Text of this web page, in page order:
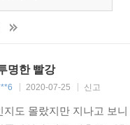
명한 빨강
2020-07-25 신고
지도 몰랐지만 지나고 보